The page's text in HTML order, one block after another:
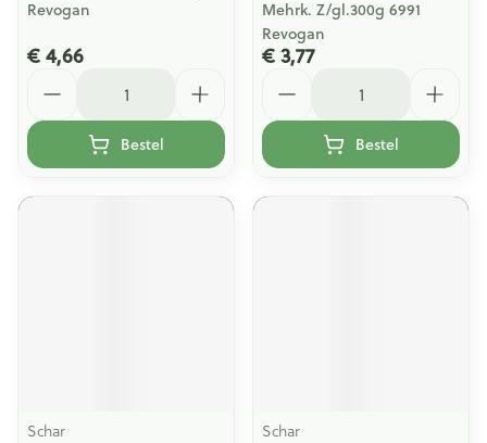
Revogan
€ 4,66
Bestel
Mehrk. Z/gl.300g 6991
Revogan
€ 3,77
Bestel
Schar
Schar